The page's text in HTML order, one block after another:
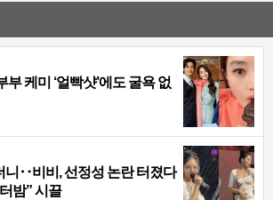
부 케미 ‘얼빡샷’에도 굴욕 없
니‥비비, 선정성 논란 터졌다
밤” 시끌